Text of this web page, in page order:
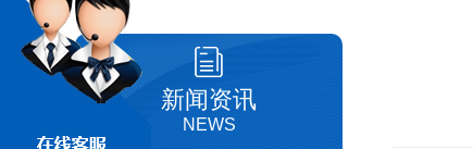
新闻资讯
NEWS